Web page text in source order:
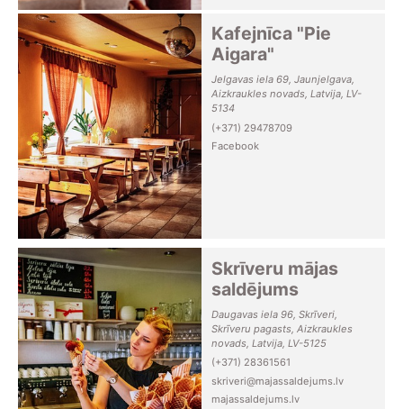
Kafejnīca "Pie
Aigara"
Jelgavas iela 69, Jaunjelgava,
Aizkraukles novads, Latvija, LV-
5134
(+371) 29478709
Facebook
Skrīveru mājas
saldējums
Daugavas iela 96, Skrīveri,
Skrīveru pagasts, Aizkraukles
novads, Latvija, LV-5125
(+371) 28361561
skriveri@majassaldejums.lv
majassaldejums.lv